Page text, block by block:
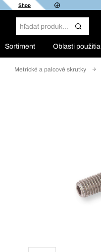
Shop
Sortiment Oblasti použitia
Metrické a palcové skrutky